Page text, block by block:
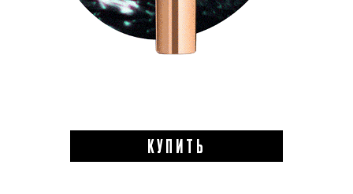
КУПИТЬ